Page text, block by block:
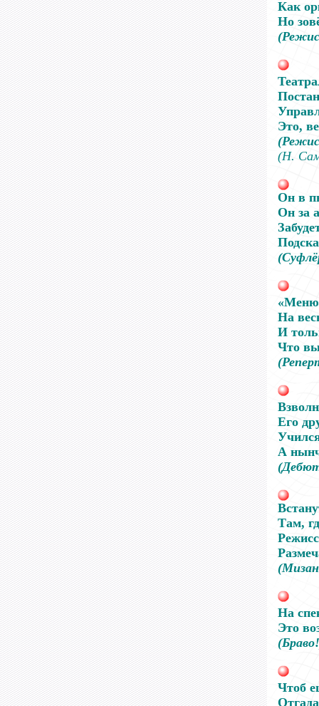
Как
Но
Это,
(Н.
Он в
Он за
На
И
Что
Его
А
Там,
На
Это
(Браво!
Чтоб